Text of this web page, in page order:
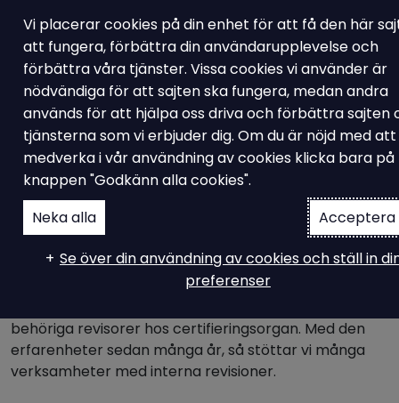
KMA Tjänster
Internrevision av
ledningssystem &
verksamhetsstyrning
Vi på Ampiro är förutom konsulter inom
behöriga revisorer hos certifieringsorgan. Med den
erfarenheter sedan många år, så stöttar vi många
verksamheter med interna revisioner.
Vi placerar cookies på din enhet för att få den här
att fungera, förbättra din användarupplevelse och
förbättra våra tjänster. Vissa cookies vi använder är
nödvändiga för att sajten ska fungera, medan andra
används för att hjälpa oss driva och förbättra sajten
tjänsterna som vi erbjuder dig. Om du är nöjd med att
medverka i vår användning av cookies klicka bara på
knappen "Godkänn alla cookies".
Acceptera
Neka alla
Se över din användning av cookies och ställ in
preferenser